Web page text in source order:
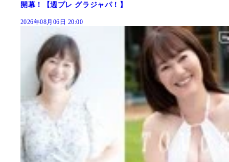
開幕！【週プレ グラジャパ！】
2026年08月06日 20:00